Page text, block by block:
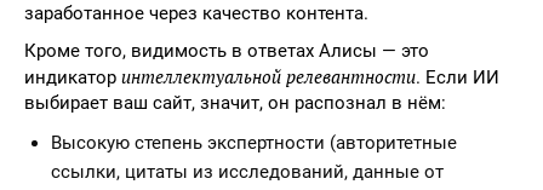
заработанное через качество контента.
Кроме того, видимость в ответах Алисы — это
индикатор интеллектуальной релевантности. Если ИИ
выбирает ваш сайт, значит, он распознал в нём:
Высокую степень экспертности (авторитетные
ссылки, цитаты из исследований, данные от